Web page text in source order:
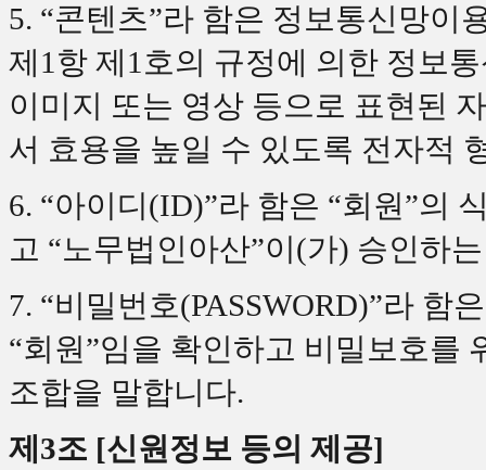
5. “콘텐츠”라 함은 정보통신망이
제1항 제1호의 규정에 의한 정보
이미지 또는 영상 등으로 표현된
서 효용을 높일 수 있도록 전자적
6. “아이디(ID)”라 함은 “회원”의
고 “노무법인아산”이(가) 승인하
7. “비밀번호(PASSWORD)”라 함
“회원”임을 확인하고 비밀보호를
조합을 말합니다.
제3조 [신원정보 등의 제공]